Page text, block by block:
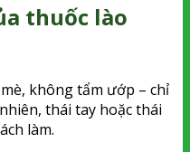
thuốc lào
không tẩm ướp – chỉ
thái tay hoặc thái
làm.